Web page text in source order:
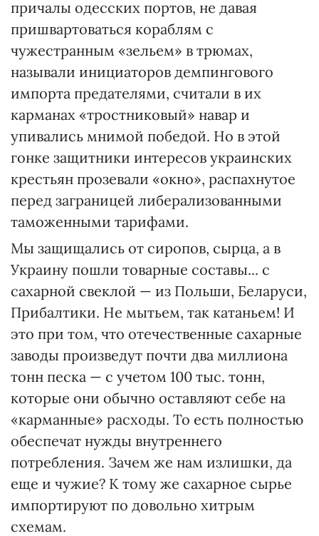
причалы одесских портов, не давая
пришвартоваться кораблям с
чужестранным «зельем» в трюмах,
называли инициаторов демпингового
импорта предателями, считали в их
карманах «тростниковый» навар и
упивались мнимой победой. Но в этой
гонке защитники интересов украинских
крестьян прозевали «окно», распахнутое
перед заграницей либерализованными
таможенными тарифами.
Мы защищались от сиропов, сырца, а в
Украину пошли товарные составы... с
сахарной свеклой — из Польши, Беларуси,
Прибалтики. Не мытьем, так катаньем! И
это при том, что отечественные сахарные
заводы произведут почти два миллиона
тонн песка — с учетом 100 тыс. тонн,
которые они обычно оставляют себе на
«карманные» расходы. То есть полностью
обеспечат нужды внутреннего
потребления. Зачем же нам излишки, да
еще и чужие? К тому же сахарное сырье
импортируют по довольно хитрым
схемам.